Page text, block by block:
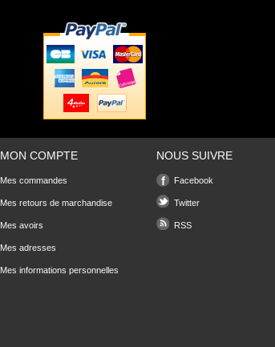
MON COMPTE
Mes commandes
Mes retours de marchandise
Mes avoirs
Mes adresses
Mes informations personnelles
NOUS SUIVRE
Facebook
Twitter
RSS